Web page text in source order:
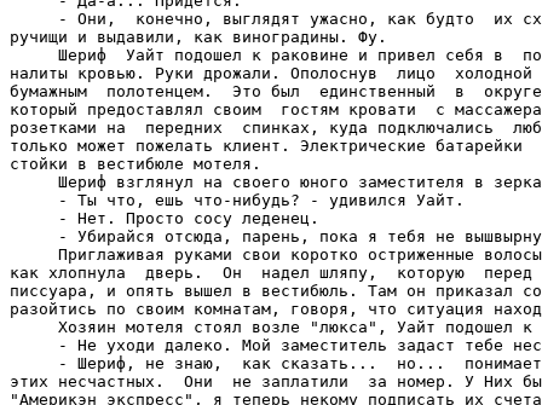
- Они,  конечно, выглядят ужасно, как будто  их
ручищи и выдавили, как виноградины. Фу.
Шериф  Уайт подошел к раковине и привел себя в
налиты кровью. Руки дрожали. Ополоснув  лицо
бумажным  полотенцем.  Это был  единственный  в
который предоставлял своим  гостям кровати  с
розетками на  передних  спинках, куда подключались
только может пожелать клиент. Электрические
стойки в вестибюле мотеля.
Шериф взглянул на своего юного заместителя в
     - Ты что, ешь что-нибудь? - удивился Уайт.
     - Нет. Просто сосу леденец.
- Убирайся отсюда, парень, пока я тебя не
Приглаживая руками свои коротко остриженные
как хлопнула  дверь.  Он  надел шляпу,  которую  перед
писсуара, и опять вышел в вестибюль. Там он приказал
разойтись по своим комнатам, говоря, что ситуация
Хозяин мотеля стоял возле "люкса", Уайт подошел к
- Не уходи далеко. Мой заместитель задаст тебе
- Шериф, не знаю,  как сказать...  но...
этих несчастных.  Они  не заплатили  за номер. У Них
"Америкэн экспресс", я теперь некому подписать их